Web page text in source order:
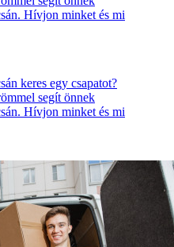
Hívjon minket és mi
keres egy csapatot?
segít önnek
Hívjon minket és mi